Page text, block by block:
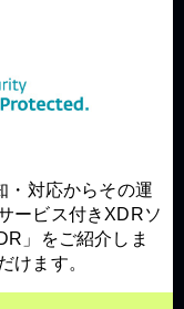
・対応からその運
ービス付きXDRソ
」をご紹介しま
けます。